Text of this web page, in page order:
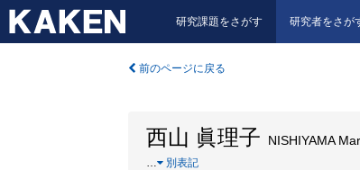
研究課題をさがす 研究者をさが
前のページに戻る
西山 眞理子 NISHIYAMA
… 別表記